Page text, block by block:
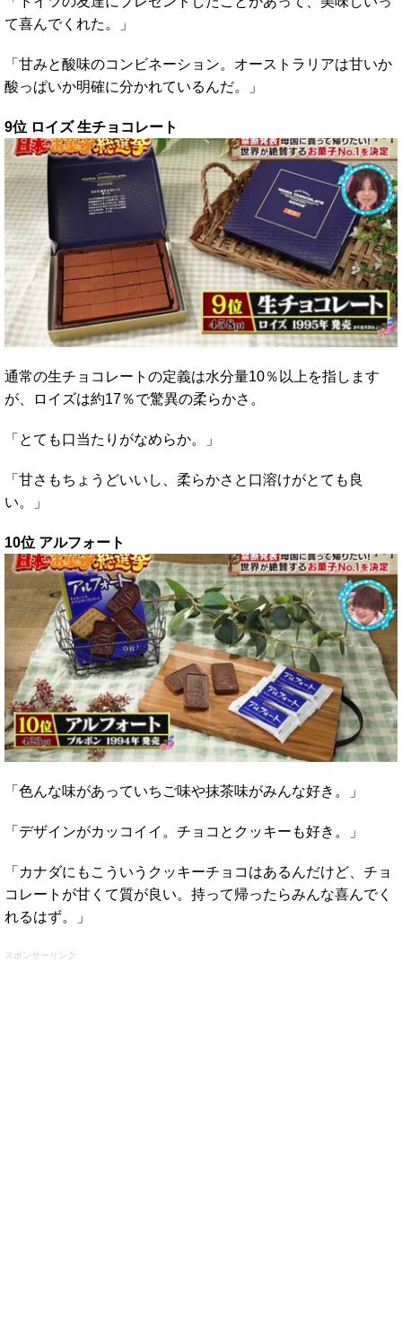
て喜んでくれた。」
「甘みと酸味のコンビネーション。オーストラリアは甘いか
酸っぱいか明確に分かれているんだ。」
9位 ロイズ 生チョコレート
通常の生チョコレートの定義は水分量10％以上を指します
が、ロイズは約17％で驚異の柔らかさ。
「とても口当たりがなめらか。」
「甘さもちょうどいいし、柔らかさと口溶けがとても良
い。」
10位 アルフォート
「色んな味があっていちご味や抹茶味がみんな好き。」
「デザインがカッコイイ。チョコとクッキーも好き。」
「カナダにもこういうクッキーチョコはあるんだけど、チョ
コレートが甘くて質が良い。持って帰ったらみんな喜んでく
れるはず。」
スポンサーリンク